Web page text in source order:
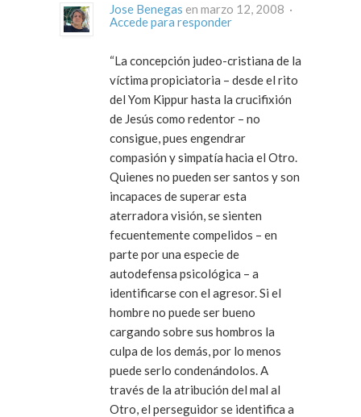
Jose Benegas
en marzo 12, 2008 ·
Accede para responder
“La concepción judeo-cristiana de la
víctima propiciatoria – desde el rito
del Yom Kippur hasta la crucifixión
de Jesús como redentor – no
consigue, pues engendrar
compasión y simpatía hacia el Otro.
Quienes no pueden ser santos y son
incapaces de superar esta
aterradora visión, se sienten
fecuentemente compelidos – en
parte por una especie de
autodefensa psicológica – a
identificarse con el agresor. Si el
hombre no puede ser bueno
cargando sobre sus hombros la
culpa de los demás, por lo menos
puede serlo condenándolos. A
través de la atribución del mal al
Otro, el perseguidor se identifica a